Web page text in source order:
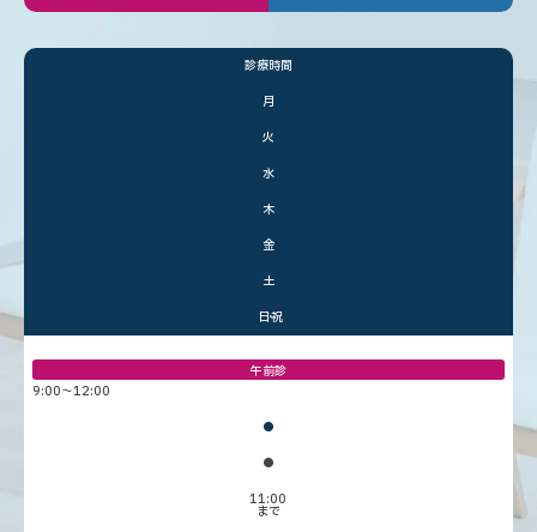
診療時間
月
火
水
木
金
土
日・祝
午前診
9:00〜12:00
●
●
11:00
まで